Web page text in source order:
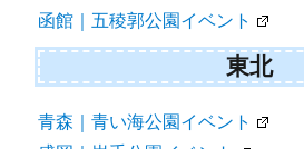
函館｜五稜郭公園イベント
東北
青森｜青い海公園イベント